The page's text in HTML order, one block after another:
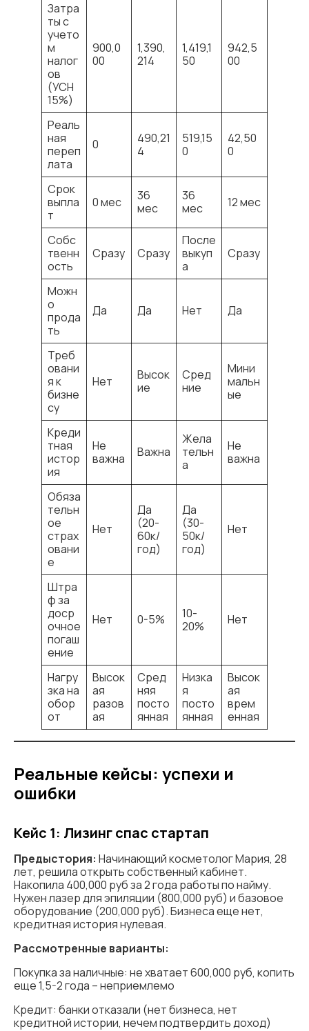
Затра
ты с
учето
м
налог
ов
(УСН
15%)
900,0
00
1,390,
214
1,419,1
50
942,5
00
Реаль
ная
переп
лата
0
490,21
4
519,15
0
42,50
0
Срок
выпла
т
0 мес
36
мес
36
мес
12 мес
Собс
твенн
ость
Сразу Сразу
После
выкуп
а
Сразу
Можн
о
прода
ть
Да Да Нет Да
Треб
овани
я к
бизне
су
Нет
Высок
ие
Сред
ние
Мини
мальн
ые
Креди
тная
истор
ия
Не
важна
Важна
Жела
тельн
а
Не
важна
Обяза
тельн
ое
страх
овани
е
Нет
Да
(20-
60к/
год)
Да
(30-
50к/
год)
Нет
Штра
ф за
доср
очное
погаш
ение
Нет 0-5%
10-
20%
Нет
Нагру
зка на
обор
от
Высок
ая
разов
ая
Сред
няя
посто
янная
Низка
я
посто
янная
Высок
ая
врем
енная
​Реальные кейсы: успехи и
ошибки
Кейс 1: Лизинг спас стартап
Предыстория: Начинающий косметолог Мария, 28
лет, решила открыть собственный кабинет.
Накопила 400,000 руб за 2 года работы по найму.
Нужен лазер для эпиляции (800,000 руб) и базовое
оборудование (200,000 руб). Бизнеса еще нет,
кредитная история нулевая.
Рассмотренные варианты:
Покупка за наличные: не хватает 600,000 руб, копить
еще 1,5-2 года – неприемлемо
Кредит: банки отказали (нет бизнеса, нет
кредитной истории, нечем подтвердить доход)